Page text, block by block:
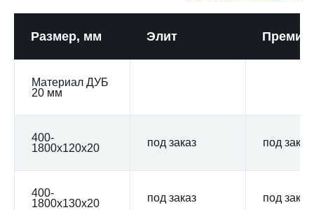
Размер, мм Элит
Материал ДУБ
20 мм
400-
1800x120x20
под заказ под заказ
400-
1800x130x20
под заказ под заказ